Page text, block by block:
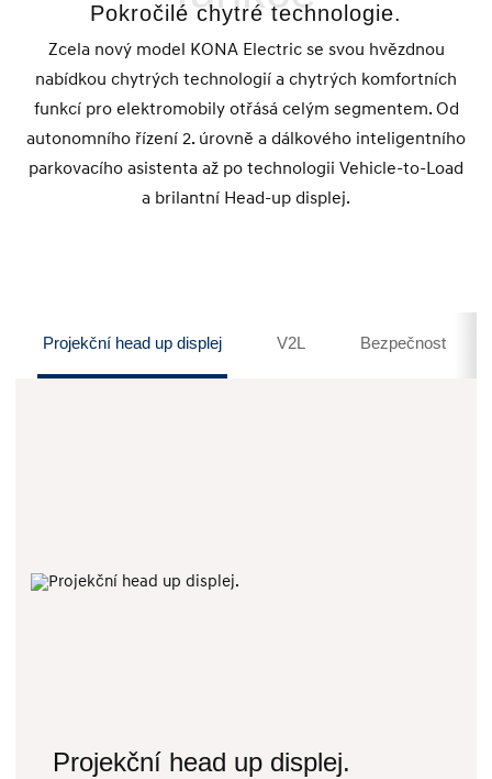
Pokročilé chytré technologie.
Zcela nový model KONA Electric se svou hvězdnou
nabídkou chytrých technologií a chytrých komfortních
funkcí pro elektromobily otřásá celým segmentem. Od
autonomního řízení 2. úrovně a dálkového inteligentního
parkovacího asistenta až po technologii Vehicle-to-Load
a brilantní Head-up displej.
Projekční head up displej V2L Bezpečnost
Projekční head up displej.